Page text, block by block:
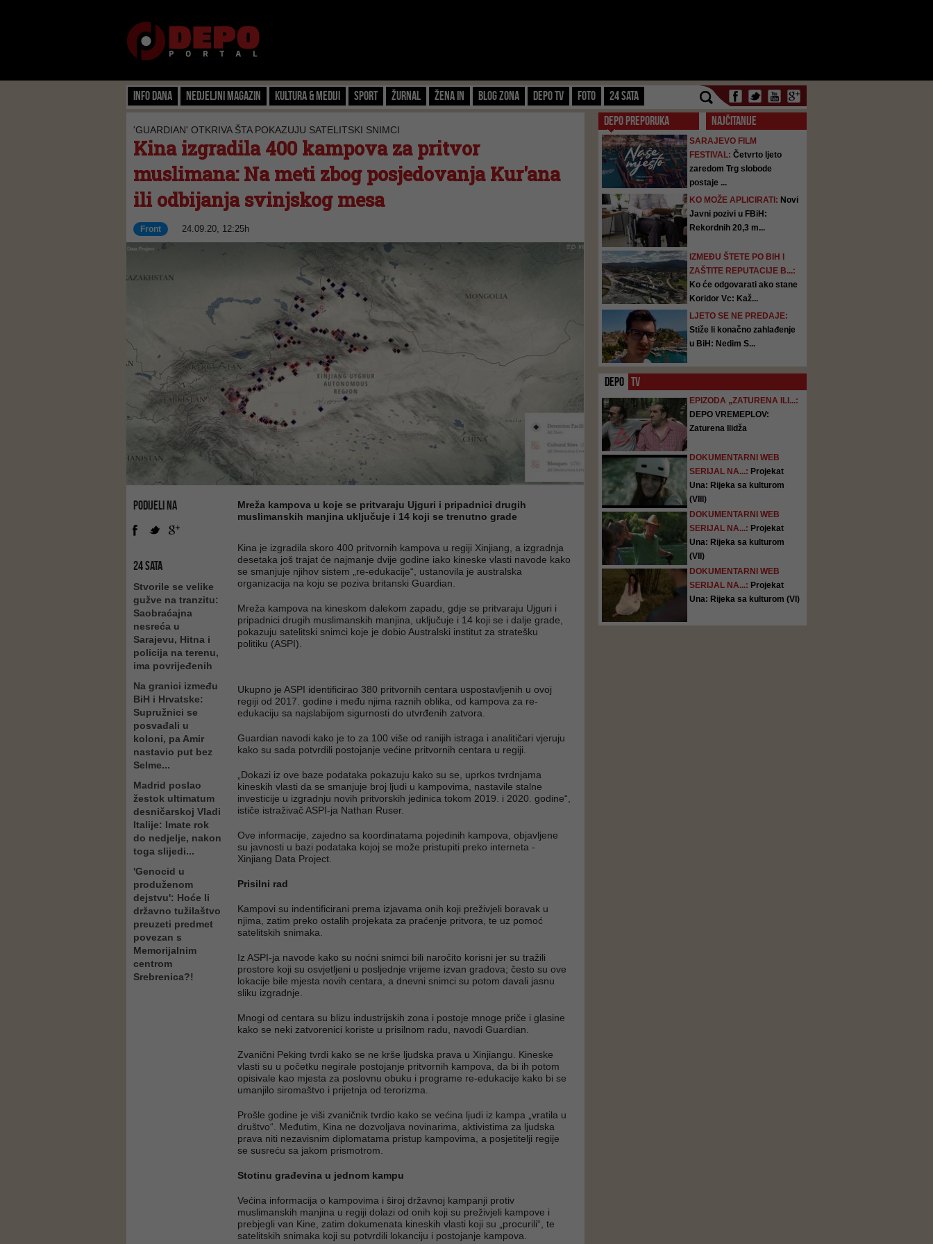
Info dana Nedjeljni magazin Kultura & Mediji Sport Žurnal Žena IN Blog zona Depo TV FOTO 24 SATA
'GUARDIAN' OTKRIVA ŠTA POKAZUJU SATELITSKI SNIMCI
Kina izgradila 400 kampova za pritvor
muslimana: Na meti zbog posjedovanja Kur'ana
ili odbijanja svinjskog mesa
Front 24.09.20, 12:25h
PODIJELI NA
24 SATA
Stvorile se velike
gužve na tranzitu:
Saobraćajna
nesreća u
Sarajevu, Hitna i
policija na terenu,
ima povrijeđenih
Na granici između
BiH i Hrvatske:
Supružnici se
posvađali u
koloni, pa Amir
nastavio put bez
Selme...
Madrid poslao
žestok ultimatum
desničarskoj Vladi
Italije: Imate rok
do nedjelje, nakon
toga slijedi...
'Genocid u
produženom
dejstvu': Hoće li
državno tužilaštvo
preuzeti predmet
povezan s
Memorijalnim
centrom
Srebrenica?!
Mreža kampova u koje se pritvaraju Ujguri i pripadnici drugih
muslimanskih manjina uključuje i 14 koji se trenutno grade
Kina je izgradila skoro 400 pritvornih kampova u regiji Xinjiang, a izgradnja
desetaka još trajat će najmanje dvije godine iako kineske vlasti navode kako
se smanjuje njihov sistem „re-edukacije“, ustanovila je australska
organizacija na koju se poziva britanski Guardian.
Mreža kampova na kineskom dalekom zapadu, gdje se pritvaraju Ujguri i
pripadnici drugih muslimanskih manjina, uključuje i 14 koji se i dalje grade,
pokazuju satelitski snimci koje je dobio Australski institut za stratešku
politiku (ASPI).
Ukupno je ASPI identificirao 380 pritvornih centara uspostavljenih u ovoj
regiji od 2017. godine i među njima raznih oblika, od kampova za re-
edukaciju sa najslabijom sigurnosti do utvrđenih zatvora.
Guardian navodi kako je to za 100 više od ranijih istraga i analitičari vjeruju
kako su sada potvrdili postojanje većine pritvornih centara u regiji.
„Dokazi iz ove baze podataka pokazuju kako su se, uprkos tvrdnjama
kineskih vlasti da se smanjuje broj ljudi u kampovima, nastavile stalne
investicije u izgradnju novih pritvorskih jedinica tokom 2019. i 2020. godine“,
ističe istraživač ASPI-ja Nathan Ruser.
Ove informacije, zajedno sa koordinatama pojedinih kampova, objavljene
su javnosti u bazi podataka kojoj se može pristupiti preko interneta -
Xinjiang Data Project.
Prisilni rad
Kampovi su indentificirani prema izjavama onih koji preživjeli boravak u
njima, zatim preko ostalih projekata za praćenje pritvora, te uz pomoć
satelitskih snimaka.
Iz ASPI-ja navode kako su noćni snimci bili naročito korisni jer su tražili
prostore koji su osvjetljeni u posljednje vrijeme izvan gradova; često su ove
lokacije bile mjesta novih centara, a dnevni snimci su potom davali jasnu
sliku izgradnje.
Mnogi od centara su blizu industrijskih zona i postoje mnoge priče i glasine
kako se neki zatvorenici koriste u prisilnom radu, navodi Guardian.
Zvanični Peking tvrdi kako se ne krše ljudska prava u Xinjiangu. Kineske
vlasti su u početku negirale postojanje pritvornih kampova, da bi ih potom
opisivale kao mjesta za poslovnu obuku i programe re-edukacije kako bi se
umanjilo siromaštvo i prijetnja od terorizma.
Prošle godine je viši zvaničnik tvrdio kako se većina ljudi iz kampa „vratila u
društvo“. Međutim, Kina ne dozvoljava novinarima, aktivistima za ljudska
prava niti nezavisnim diplomatama pristup kampovima, a posjetitelji regije
se susreću sa jakom prismotrom.
Stotinu građevina u jednom kampu
Većina informacija o kampovima i široj državnoj kampanji protiv
muslimanskih manjina u regiji dolazi od onih koji su preživjeli kampove i
prebjegli van Kine, zatim dokumenata kineskih vlasti koji su „procurili“, te
satelitskih snimaka koji su potvrdili lokanciju i postojanje kampova.
DEPO PREPORUKA NAJČITANIJE
SARAJEVO FILM
FESTIVAL: Četvrto ljeto
zaredom Trg slobode
postaje ...
KO MOŽE APLICIRATI: Novi
Javni pozivi u FBiH:
Rekordnih 20,3 m...
IZMEĐU ŠTETE PO BIH I
ZAŠTITE REPUTACIJE B...:
Ko će odgovarati ako stane
Koridor Vc: Kaž...
LJETO SE NE PREDAJE:
Stiže li konačno zahlađenje
u BiH: Nedim S...
DEPO TV
EPIZODA „ZATURENA ILI...:
DEPO VREMEPLOV:
Zaturena Ilidža
DOKUMENTARNI WEB
SERIJAL NA...: Projekat
Una: Rijeka sa kulturom
(VIII)
DOKUMENTARNI WEB
SERIJAL NA...: Projekat
Una: Rijeka sa kulturom
(VII)
DOKUMENTARNI WEB
SERIJAL NA...: Projekat
Una: Rijeka sa kulturom (VI)